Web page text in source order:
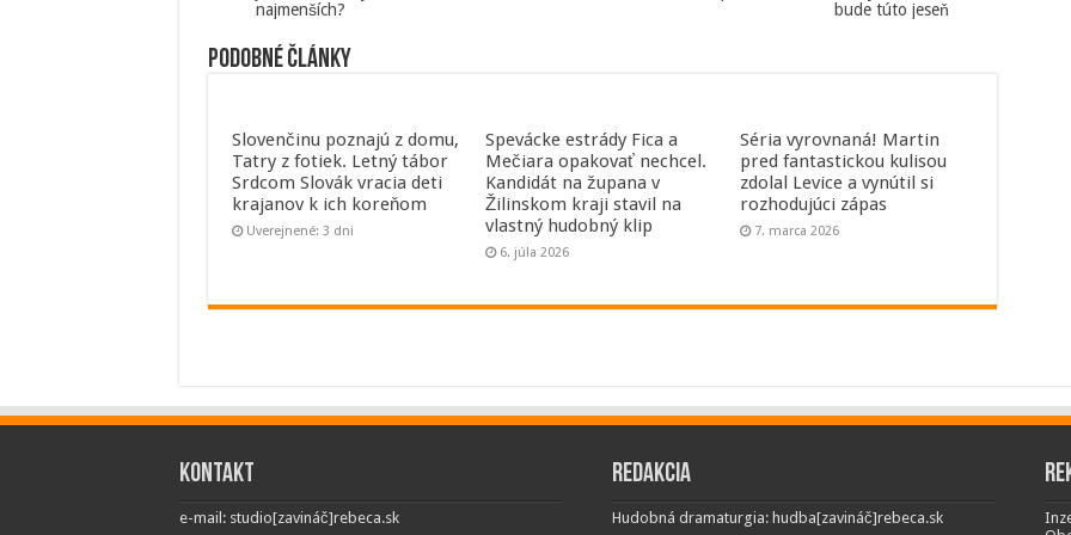
najmenších?
bude túto jeseň
Podobné články
Slovenčinu poznajú z domu,
Tatry z fotiek. Letný tábor
Srdcom Slovák vracia deti
krajanov k ich koreňom
Uverejnené: 3 dni
Spevácke estrády Fica a
Mečiara opakovať nechcel.
Kandidát na župana v
Žilinskom kraji stavil na
vlastný hudobný klip
6. júla 2026
Séria vyrovnaná! Martin
pred fantastickou kulisou
zdolal Levice a vynútil si
rozhodujúci zápas
7. marca 2026
Kontakt
e-mail: studio[zavináč]rebeca.sk
Redakcia
Hudobná dramaturgia: hudba[zavináč]rebeca.sk